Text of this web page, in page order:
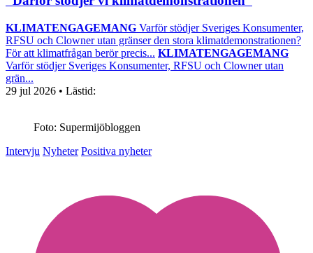
KLIMATENGAGEMANG Varför stödjer Sveriges Konsumenter,
RFSU och Clowner utan gränser den stora klimatdemonstrationen?
För att klimatfrågan berör precis... KLIMATENGAGEMANG
Varför stödjer Sveriges Konsumenter, RFSU och Clowner utan
grän...
29 jul 2026 • Lästid:
Foto: Supermijöbloggen
Intervju Nyheter Positiva nyheter